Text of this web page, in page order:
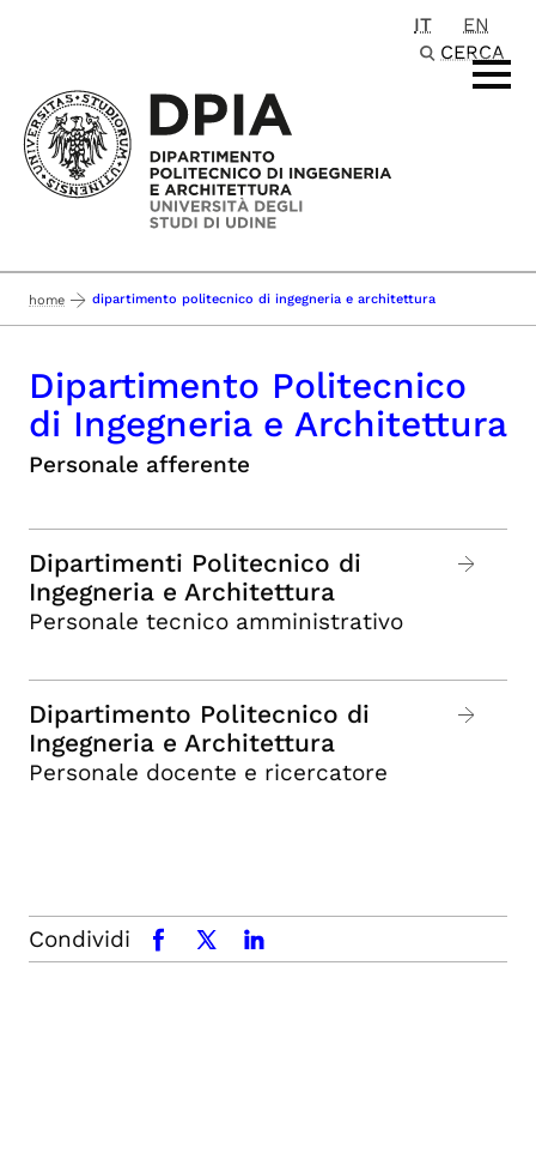
IT
EN
CERCA
home dipartimento politecnico di ingegneria e architettura
Dipartimento Politecnico
di Ingegneria e Architettura
Personale afferente
Dipartimenti Politecnico di
Ingegneria e Architettura
Personale tecnico amministrativo
Dipartimento Politecnico di
Ingegneria e Architettura
Personale docente e ricercatore
Condividi facebookx.comlinkedin